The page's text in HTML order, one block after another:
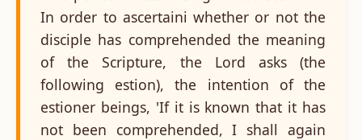
In order to ascertaini whether or not the
disciple has comprehended the meaning
of the Scripture, the Lord asks (the
following estion), the intention of the
estioner beings, 'If it is known that it has
not been comprehended, I shall again